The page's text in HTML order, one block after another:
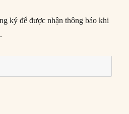
ký để được nhận thông báo khi